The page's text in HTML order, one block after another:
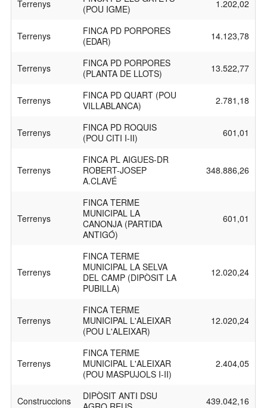
Terrenys
(POU IGME)
1.202,02
Terrenys
FINCA PD PORPORES
(EDAR)
14.123,78
Terrenys
FINCA PD PORPORES
(PLANTA DE LLOTS)
13.522,77
Terrenys
FINCA PD QUART (POU
VILLABLANCA)
2.781,18
Terrenys
FINCA PD ROQUIS
(POU CITI I-II)
601,01
Terrenys
FINCA PL AIGUES-DR
ROBERT-JOSEP
A.CLAVÉ
348.886,26
Terrenys
FINCA TERME
MUNICIPAL LA
CANONJA (PARTIDA
ANTIGÓ)
601,01
Terrenys
FINCA TERME
MUNICIPAL LA SELVA
DEL CAMP (DIPÒSIT LA
PUBILLA)
12.020,24
Terrenys
FINCA TERME
MUNICIPAL L'ALEIXAR
(POU L'ALEIXAR)
12.020,24
Terrenys
FINCA TERME
MUNICIPAL L'ALEIXAR
(POU MASPUJOLS I-II)
2.404,05
Construccions
DIPÒSIT ANTI DSU
439.042,16